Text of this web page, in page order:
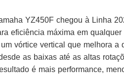
YZ450F chegou à Linha
eficiência máxima em
vórtice vertical que melhora a
as baixas até as altas
é mais performance,